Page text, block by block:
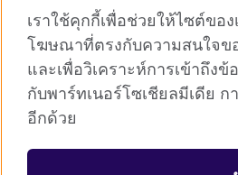
เราใช้คุกกี้เพื่อช่วยให้ไซต์ขอ
โฆษณาที่ตรงกับความสนใจข
และเพื่อวิเคราะห์การเข้าถึง
กับพาร์ทเนอร์โซเชียลมีเดีย
อีกด้วย